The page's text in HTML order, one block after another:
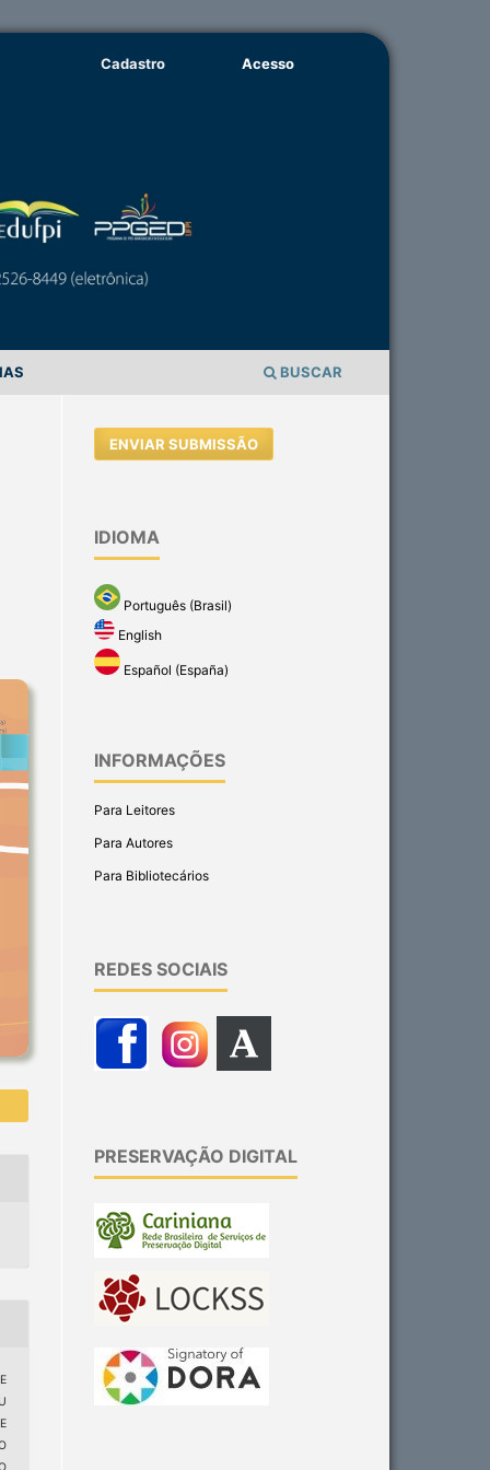
BUSCAR
Cadastro Acesso
ENVIAR SUBMISSÃO
IDIOMA
Português (Brasil)
English
Español (España)
INFORMAÇÕES
Para Leitores
Para Autores
Para Bibliotecários
REDES SOCIAIS
PRESERVAÇÃO DIGITAL